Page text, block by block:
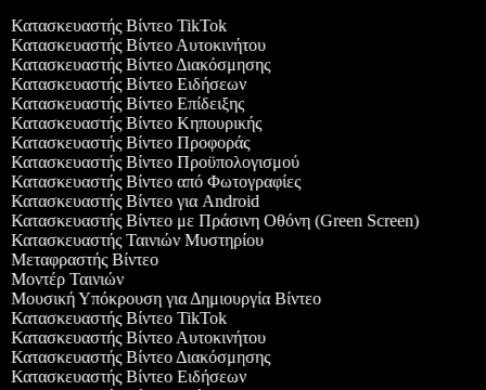
Κατασκευαστής Βίντεο TikTok
Κατασκευαστής Βίντεο Αυτοκινήτου
Κατασκευαστής Βίντεο Διακόσμησης
Κατασκευαστής Βίντεο Ειδήσεων
Κατασκευαστής Βίντεο Επίδειξης
Κατασκευαστής Βίντεο Κηπουρικής
Κατασκευαστής Βίντεο Προφοράς
Κατασκευαστής Βίντεο Προϋπολογισμού
Κατασκευαστής Βίντεο από Φωτογραφίες
Κατασκευαστής Βίντεο για Android
Κατασκευαστής Βίντεο με Πράσινη Οθόνη (Green Screen)
Κατασκευαστής Ταινιών Μυστηρίου
Μεταφραστής Βίντεο
Μοντέρ Ταινιών
Μουσική Υπόκρουση για Δημιουργία Βίντεο
Κατασκευαστής Βίντεο TikTok
Κατασκευαστής Βίντεο Αυτοκινήτου
Κατασκευαστής Βίντεο Διακόσμησης
Κατασκευαστής Βίντεο Ειδήσεων